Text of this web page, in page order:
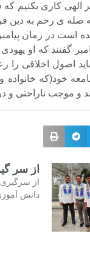
کاری بکنیم که
صله ی رحم به دین
است در زمان
گفتند که او
اصول اخلاقی
خود(که خانواده
و موجب ناراحتی و
از سر
از
دانش